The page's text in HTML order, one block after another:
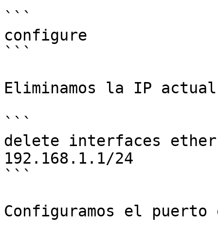
```
configure
```
Eliminamos la IP
```
delete interfaces
192.168.1.1/24
```
Configuramos el